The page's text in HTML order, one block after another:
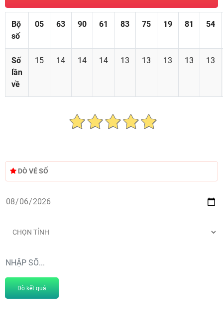
DÒ VÉ SỐ
Dò kết quả
Bộ
số
05 63 90 61 83 75 19 81 54
Số
lần
về
15 14 14 14 13 13 13 13 13